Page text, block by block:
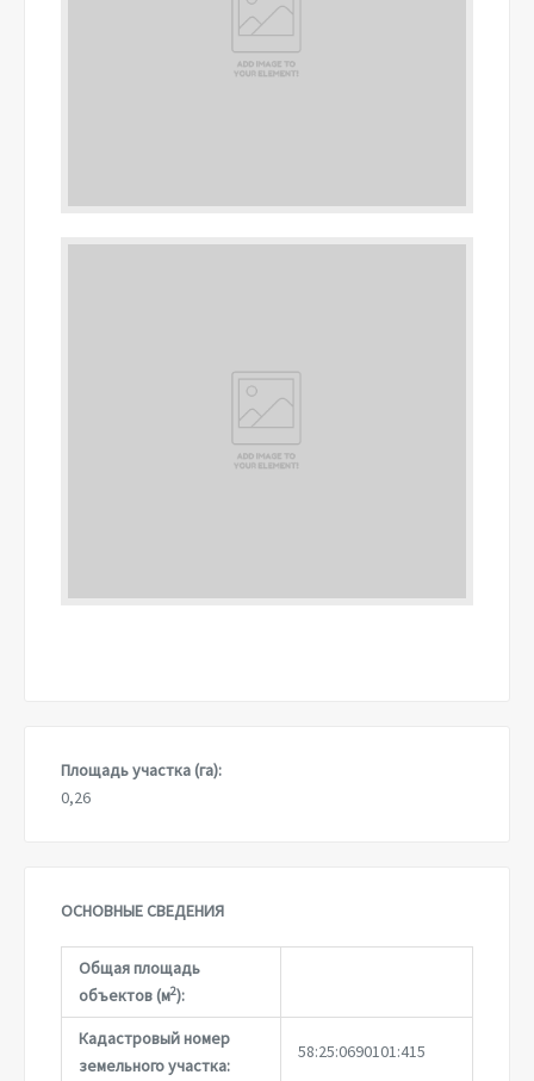
Площадь участка (га):
0,26
ОСНОВНЫЕ СВЕДЕНИЯ
Общая площадь
объектов (м2):
Кадастровый номер
земельного участка:
58:25:0690101:415